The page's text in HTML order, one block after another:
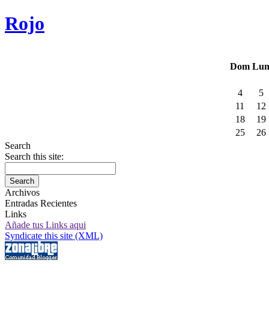
Rojo
Dom Lun
4
5
11
12
18
19
25
26
Search
Search this site:
Archivos
Entradas Recientes
Links
Añade tus Links aqui
Syndicate this site (XML)